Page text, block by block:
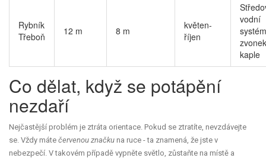
Rybník
Třeboň
12 m 8 m
květen-
říjen
vodní
kaple
Co dělat, když se potápění
nezdaří
Nejčastější problém je ztráta orientace. Pokud se ztratíte, nevzdávejte
se. Vždy máte červenou značku na ruce - ta znamená, že jste v
nebezpečí. V takovém případě vypněte světlo, zůstaňte na místě a